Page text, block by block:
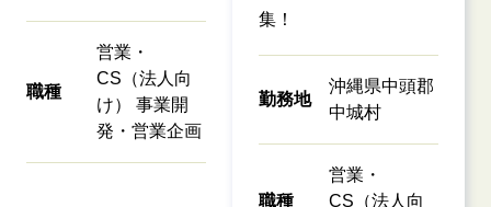
職種
営業・
CS（法人向
け） 事業開
発・営業企画
集！
勤務地
沖縄県中頭郡
中城村
職種
営業・
CS（法人向